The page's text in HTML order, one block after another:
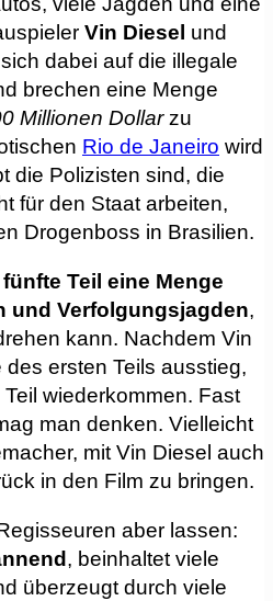
Vin Diesel und
dabei auf die illegale
brechen eine Menge
Millionen Dollarzu
Rio de Janeiro wird
die Polizisten sind, die
für den Staat arbeiten,
Drogenboss in Brasilien.
fünfte Teil eine Menge
und Verfolgungsjagden,
kann. Nachdem Vin
ersten Teils ausstieg,
wiederkommen. Fast
man denken. Vielleicht
mit Vin Diesel auch
in den Film zu bringen.
aber lassen:
, beinhaltet viele
überzeugt durch viele